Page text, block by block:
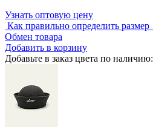
Узнать оптовую цену
Как правильно определить размер
Обмен товара
Добавить в корзину
Добавьте в заказ цвета по наличию: